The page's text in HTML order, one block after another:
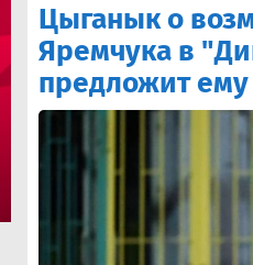
Цыганык о
Яремчука в
предложит